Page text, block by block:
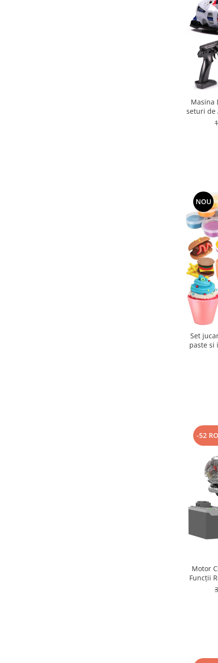
Masina
seturi de
Adulti
NOU
Set
paste si
de
-52
Motor Clasic V8,
Funcții